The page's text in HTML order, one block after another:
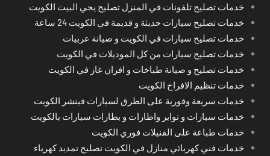
خدمات تصليح تلفونات في المنزل تصليح يجي البيت الكويت
خدمات تصليح سيارات حديثة و قديمة في الكويت 24 ساعة
خدمات تصليح سيارات في الكويت و صيانة عربيات
خدمات تصليح سيارات من كل الموديلات في الكويت
خدمات تصليح و صيانة طباخات و افران غاز في الكويت
خدمات تنظيم الافراح الكويت
خدمات سريعة وفورية على الطرق لسيارات فينشر الكويت
خدمات سيارات و تواير واطارات و بطارات سيارات بالكويت
خدمات طباعة على الفنيلات فوري الكويت
خدمات فني كهربائي منازل في الكويت تصليح تمديد كهرباء